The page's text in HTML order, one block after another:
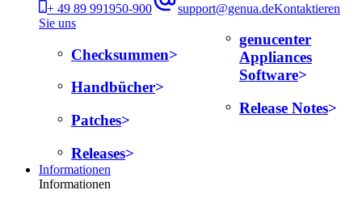
+ 49 89 991950-900 support@genua.deKontaktieren
Sie uns
Checksummen
Handbücher
Patches
Releases
genucenter
Appliances
Software
Release Notes
Informationen
Informationen